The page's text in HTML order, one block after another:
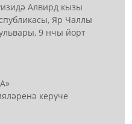
Алвирд кызы
Яр Чаллы
9 нчы йорт
керүче